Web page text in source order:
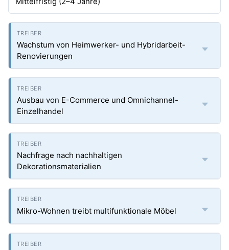
Wachstum von Heimwerker- und Hybridarbeit-
Renovierungen
Ausbau von E-Commerce und Omnichannel-
Einzelhandel
Nachfrage nach nachhaltigen
Dekorationsmaterialien
Mikro-Wohnen treibt multifunktionale Möbel